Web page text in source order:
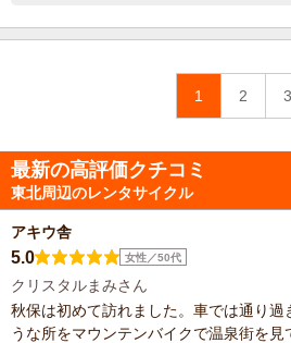
1 2 3
最新の高評価クチコミ
東北周辺のレンタサイクル
アキウ舎
5.0 女性／50代
クリスタルまみさん
秋保は初めて訪れました。車では通り過
うな所をマウンテンバイクで温泉街を